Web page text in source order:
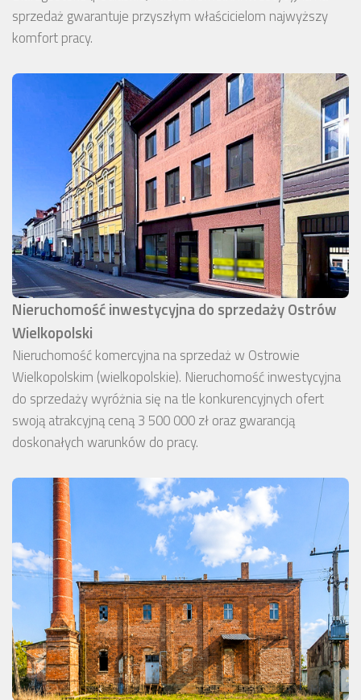
sprzedaż gwarantuje przyszłym właścicielom najwyższy
komfort pracy.
Nieruchomość inwestycyjna do sprzedaży Ostrów
Wielkopolski
Nieruchomość komercyjna na sprzedaż w Ostrowie
Wielkopolskim (wielkopolskie). Nieruchomość inwestycyjna
do sprzedaży wyróżnia się na tle konkurencyjnych ofert
swoją atrakcyjną ceną 3 500 000 zł oraz gwarancją
doskonałych warunków do pracy.